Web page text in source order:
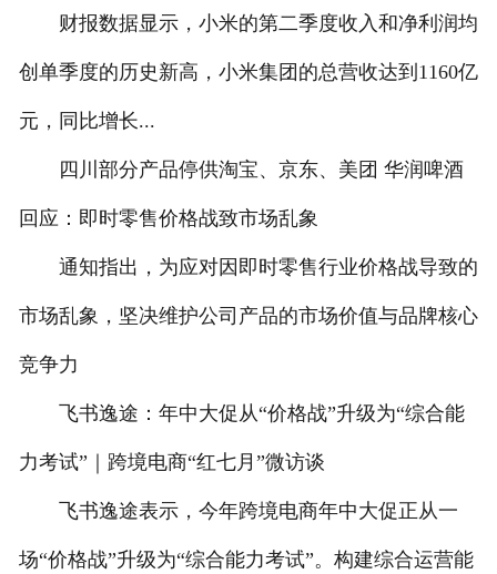
财报数据显示，小米的第二季度收入和净利润均
创单季度的历史新高，小米集团的总营收达到1160亿
元，同比增长...
四川部分产品停供淘宝、京东、美团 华润啤酒
回应：即时零售价格战致市场乱象
通知指出，为应对因即时零售行业价格战导致的
市场乱象，坚决维护公司产品的市场价值与品牌核心
竞争力
飞书逸途：年中大促从“价格战”升级为“综合能
力考试”｜跨境电商“红七月”微访谈
飞书逸途表示，今年跨境电商年中大促正从一
场“价格战”升级为“综合能力考试”。构建综合运营能